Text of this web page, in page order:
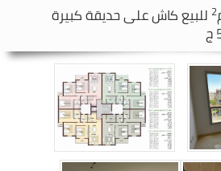
2 للبيع كاش على حديقة كبيرة